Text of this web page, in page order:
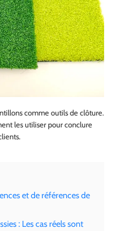
comme outils de clôture.
les utiliser pour conclure
et de références de
: Les cas réels sont